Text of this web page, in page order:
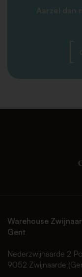
Aarzel dan
Warehouse
Gent
Nederzwijnaarde 2
9052 Zwijnaarde